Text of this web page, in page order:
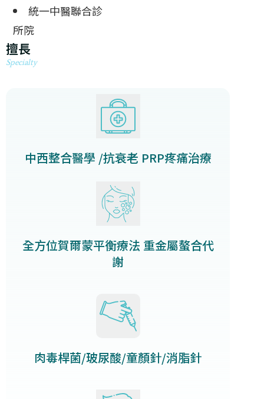
統一中醫聯合診
所院
擅長
Specialty
中西整合醫學 /抗衰老 PRP疼痛治療
全方位賀爾蒙平衡療法 重金屬螯合代
謝
肉毒桿菌/玻尿酸/童顏針/消脂針